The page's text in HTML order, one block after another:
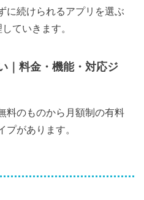
に続けられるアプリを選ぶ
ていきます。
｜料金・機能・対応ジ
料のものから月額制の有料
プがあります。